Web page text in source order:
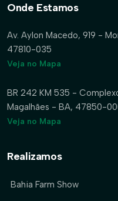
Onde Estamos
Av. Aylon Macedo, 919 -
47810-035
Veja no Mapa
BR 242 KM 535 -
Magalhães - BA, 47850-
Veja no Mapa
Realizamos
Bahia Farm Show